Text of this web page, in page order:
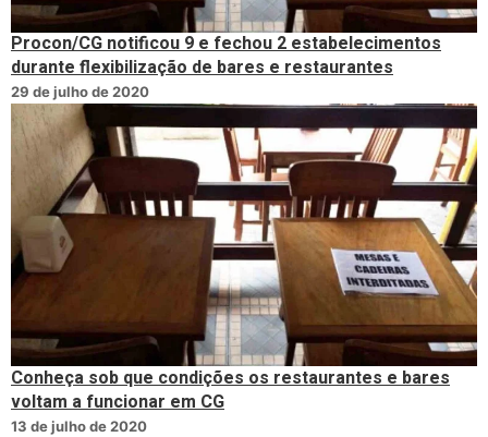
Procon/CG notificou 9 e fechou 2 estabelecimentos
durante flexibilização de bares e restaurantes
29 de julho de 2020
Conheça sob que condições os restaurantes e bares
voltam a funcionar em CG
13 de julho de 2020